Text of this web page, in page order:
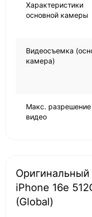
Характеристики
основной камеры
Видеосъемка
камера)
Макс. разрешение
видео
iPhone 16e
(Global)